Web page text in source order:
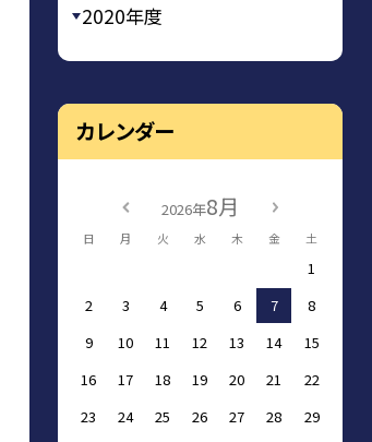
2020年度
カレンダー
2026年8月
日 月 火 水 木 金 土
1
2
3 4 5 6 7
8
9
10 11 12 13 14
15
16
17 18 19 20 21
22
23
24 25 26 27 28
29